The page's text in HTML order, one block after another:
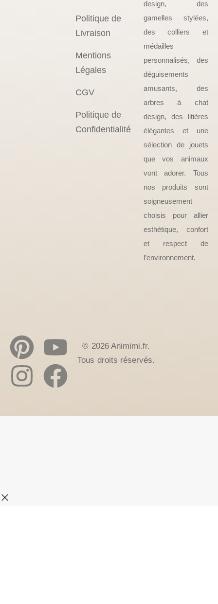
Politique de
Livraison
Mentions
Légales
CGV
Politique de
Confidentialité
design, des
gamelles stylées,
des colliers et
médailles
personnalisés, des
déguisements
amusants, des
arbres à chat
design, des litières
élégantes et une
sélection de jouets
que vos animaux
vont adorer. Tous
nos produits sont
soigneusement
choisis pour allier
esthétique, confort
et respect de
l’environnement.
© 2026 Animimi.fr.
Tous droits réservés.